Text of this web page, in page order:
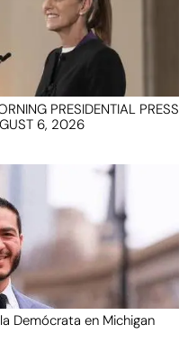
PRESIDENTIAL PRESS
6, 2026
Demócrata en Michigan